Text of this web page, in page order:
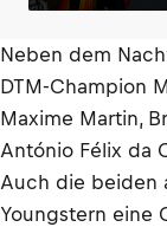
Neben dem
DTM-Champion
Maxime Martin,
António Félix da
Auch die beiden
Youngstern eine